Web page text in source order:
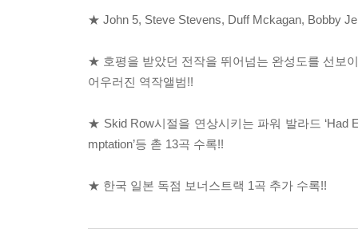
★ John 5, Steve Stevens, Duff Mckagan, Bobby
★ 호평을 받았던 전작을 뛰어넘는 완성도를 선보
어우러진 역작앨범!!
★ Skid Row시절을 연상시키는 파워 발라드 ‘Had
mptation’등 촏 13곡 수록!!
★ 한국 일본 독점 보너스트랙 1곡 추가 수록!!